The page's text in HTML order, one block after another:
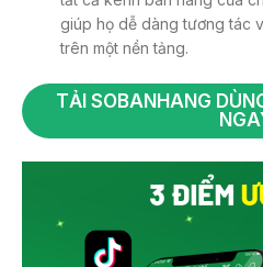
giúp họ dễ dàng tương tác
trên một nền tảng.
TẢI SOBANHANG